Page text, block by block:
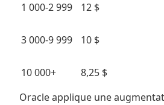
1 000-2 999
12 $
3 000-9 999
10 $
10 000+
8,25 $
Oracle applique une